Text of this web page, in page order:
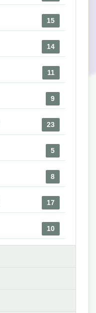
15
14
11
9
23
5
8
17
10